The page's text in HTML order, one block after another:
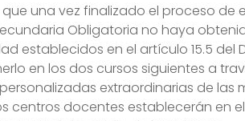
una vez finalizado el proceso
Obligatoria no haya
establecidos en el artículo 15.5 del
en los dos cursos siguientes a
extraordinarias de las
centros docentes establecerán en